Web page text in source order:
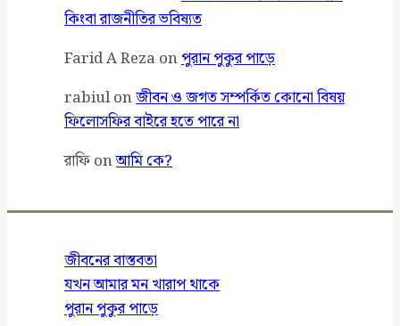
কিংবা রাজনীতির ভবিষ্যত
Farid A Reza onপুরান পুকুর পাড়ে
rabiulonজীবন ও জগত সম্পর্কিত কোনো বিষয়
ফিলোসফির বাইরে হতে পারে না
রাফিonআমি কে?
জীবনের বাস্তবতা
যখন আমার মন খারাপ থাকে
পুরান পুকুর পাড়ে